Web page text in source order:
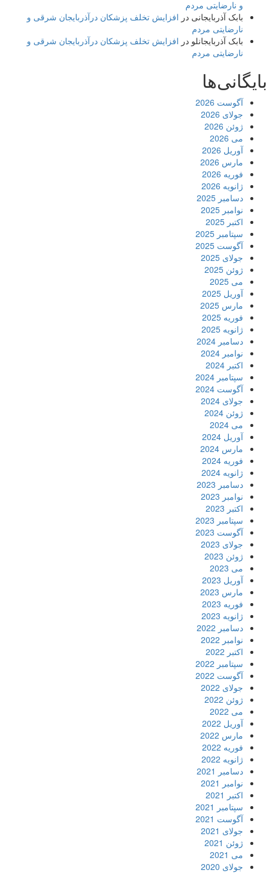
و نارضایتی مردم
بابک آذربایجانی در افزایش تخلف پزشکان درآذربایجان شرقی و
نارضایتی مردم
بابک آذربایجانلو در افزایش تخلف پزشکان درآذربایجان شرقی و
نارضایتی مردم
بایگانی‌ها
آگوست 2026
جولای 2026
ژوئن 2026
می 2026
آوریل 2026
مارس 2026
فوریه 2026
ژانویه 2026
دسامبر 2025
نوامبر 2025
اکتبر 2025
سپتامبر 2025
آگوست 2025
جولای 2025
ژوئن 2025
می 2025
آوریل 2025
مارس 2025
فوریه 2025
ژانویه 2025
دسامبر 2024
نوامبر 2024
اکتبر 2024
سپتامبر 2024
آگوست 2024
جولای 2024
ژوئن 2024
می 2024
آوریل 2024
مارس 2024
فوریه 2024
ژانویه 2024
دسامبر 2023
نوامبر 2023
اکتبر 2023
سپتامبر 2023
آگوست 2023
جولای 2023
ژوئن 2023
می 2023
آوریل 2023
مارس 2023
فوریه 2023
ژانویه 2023
دسامبر 2022
نوامبر 2022
اکتبر 2022
سپتامبر 2022
آگوست 2022
جولای 2022
ژوئن 2022
می 2022
آوریل 2022
مارس 2022
فوریه 2022
ژانویه 2022
دسامبر 2021
نوامبر 2021
اکتبر 2021
سپتامبر 2021
آگوست 2021
جولای 2021
ژوئن 2021
می 2021
جولای 2020